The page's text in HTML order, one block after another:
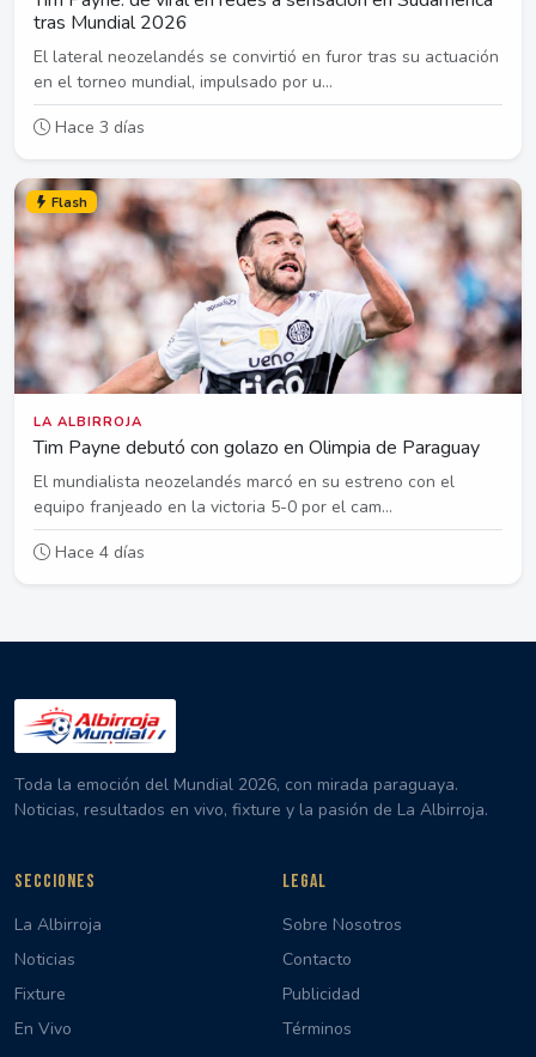
tras Mundial 2026
El lateral neozelandés se convirtió en furor tras su actuación
en el torneo mundial, impulsado por u...
Hace 3 días
Flash
LA ALBIRROJA
Tim Payne debutó con golazo en Olimpia de Paraguay
El mundialista neozelandés marcó en su estreno con el
equipo franjeado en la victoria 5-0 por el cam...
Hace 4 días
Toda la emoción del Mundial 2026, con mirada paraguaya.
Noticias, resultados en vivo, fixture y la pasión de La Albirroja.
SECCIONES
La Albirroja
Noticias
Fixture
En Vivo
LEGAL
Sobre Nosotros
Contacto
Publicidad
Términos